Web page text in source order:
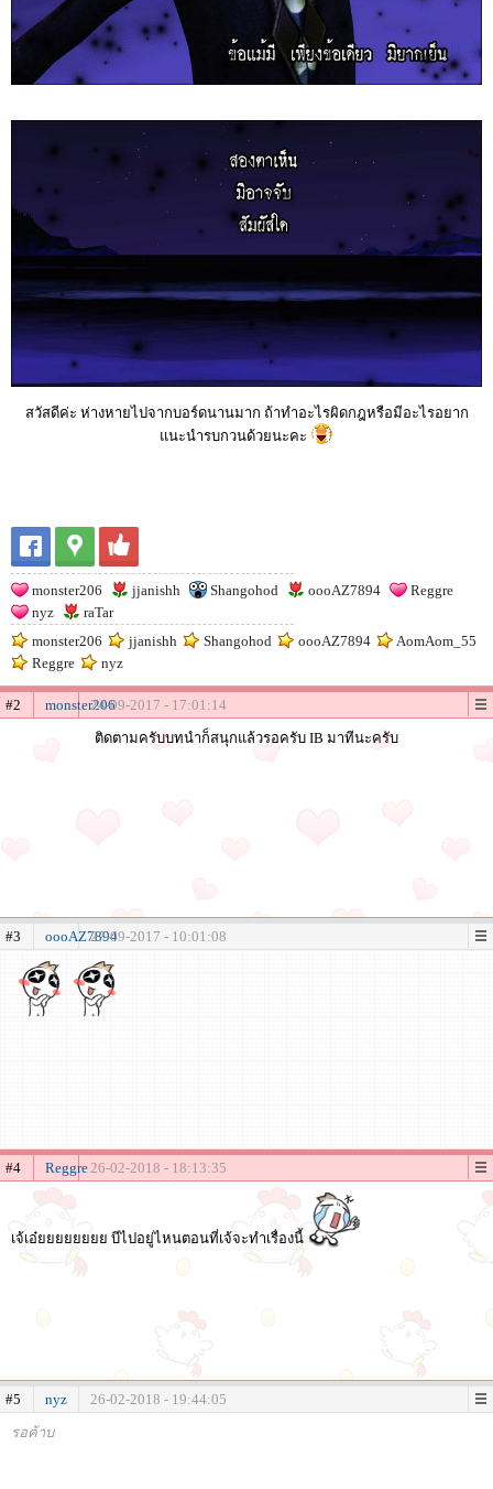
สวัสดีค่ะ ห่างหายไปจากบอร์ดนานมาก ถ้าทำอะไรผิดกฎหรือมีอะไรอยาก
แนะนำรบกวนด้วยนะคะ
monster206 jjanishh Shangohod oooAZ7894
Reggre
nyz
raTar
monster206
jjanishh Shangohod oooAZ7894
AomAom_55
Reggre
nyz
#2 monster20624-09-2017 - 17:01:14
ติดตามครับบทนำก็สนุกแล้วรอครับ IB มาทีนะครับ
#3 oooAZ789427-09-2017 - 10:01:08
#4 Reggre26-02-2018 - 18:13:35
เจ้เอ๋ยยยยยยยย บีไปอยู่ไหนตอนที่เจ้จะทำเรื่องนี้
#5 nyz
26-02-2018 - 19:44:05
รอค้าบ